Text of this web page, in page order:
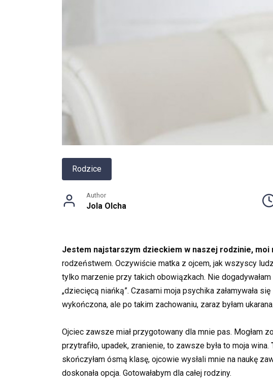
Rodzice
Author
Jola Olcha
Jestem najstarszym dzieckiem w naszej rodzinie,
rodzeństwem. Oczywiście matka z ojcem, jak wszyscy
tylko marzenie przy takich obowiązkach. Nie
„dziecięcą niańką”. Czasami moja psychika załamywała
wykończona, ale po takim zachowaniu, zaraz byłam ukarana.
Ojciec zawsze miał przygotowany dla mnie pas. Mogłam
przytrafiło, upadek, zranienie, to zawsze była to moja wina.
skończyłam ósmą klasę, ojcowie wysłali mnie na naukę
doskonała opcja. Gotowałabym dla całej rodziny.